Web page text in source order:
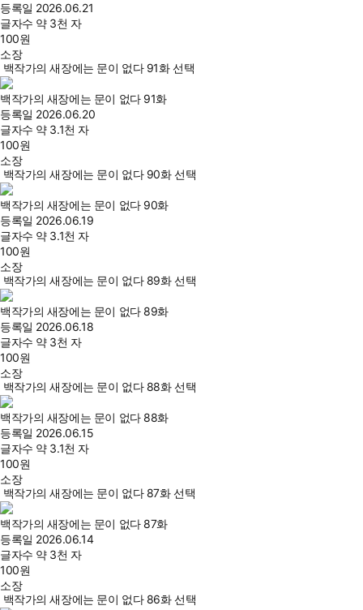
등록일 2026.06.21
글자수 약 3천 자
100원
소장
백작가의 새장에는 문이 없다 91화 선택
백작가의 새장에는 문이 없다 91화
등록일 2026.06.20
글자수 약 3.1천 자
100원
소장
백작가의 새장에는 문이 없다 90화 선택
백작가의 새장에는 문이 없다 90화
등록일 2026.06.19
글자수 약 3.1천 자
100원
소장
백작가의 새장에는 문이 없다 89화 선택
백작가의 새장에는 문이 없다 89화
등록일 2026.06.18
글자수 약 3천 자
100원
소장
백작가의 새장에는 문이 없다 88화 선택
백작가의 새장에는 문이 없다 88화
등록일 2026.06.15
글자수 약 3.1천 자
100원
소장
백작가의 새장에는 문이 없다 87화 선택
백작가의 새장에는 문이 없다 87화
등록일 2026.06.14
글자수 약 3천 자
100원
소장
백작가의 새장에는 문이 없다 86화 선택